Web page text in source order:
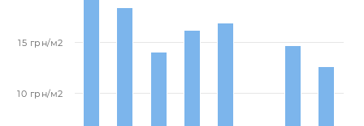
10 грн/м2
15 грн/м2